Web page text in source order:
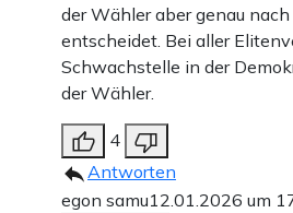
der Wähler aber genau
entscheidet. Bei aller
Schwachstelle in der
der Wähler.
4
Antworten
egon samu12.01.2026 um